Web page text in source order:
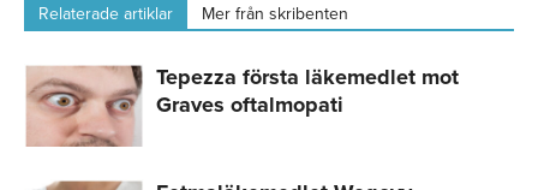
Relaterade artiklar Mer från skribenten
Tepezza första läkemedlet mot
Graves oftalmopati